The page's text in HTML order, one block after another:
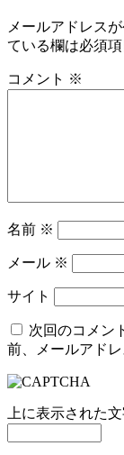
メールアドレス
ている欄は必須
コメント ※
名前 ※
メール ※
サイト
次回のコメン
前、メールアドレ
上に表示された